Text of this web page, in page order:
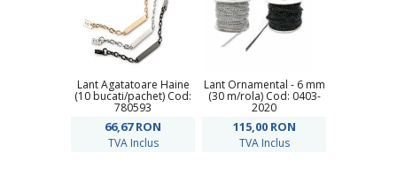
Lant Agatatoare Haine
(10 bucati/pachet) Cod:
780593
66,67RON
TVA Inclus
Lant Ornamental - 6 mm
(30 m/rola) Cod: 0403-
2020
115,00 RON
TVA Inclus